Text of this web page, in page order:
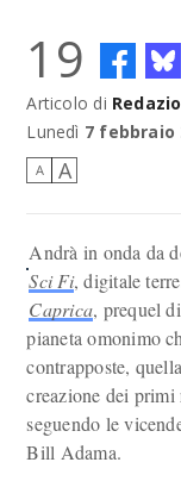
19
Articolo di
Lunedì 7 febbraio
A A
Andrà in onda da
Sci Fi, digitale
Caprica, prequel di
pianeta omonimo
contrapposte,
creazione dei
seguendo le
Bill Adama.